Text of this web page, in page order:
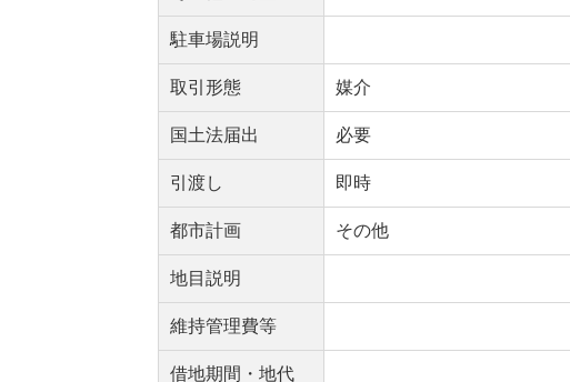
駐車場説明
取引形態 媒介
国土法届出 必要
引渡し 即時
都市計画 その他
地目説明
維持管理費等
借地期間・地代